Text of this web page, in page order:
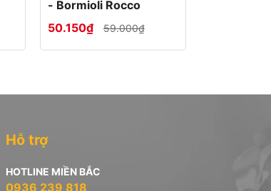
- Bormioli Rocco
50.150₫
59.000₫
Hỗ trợ
HOTLINE MIỀN BẮC
0936 239 818